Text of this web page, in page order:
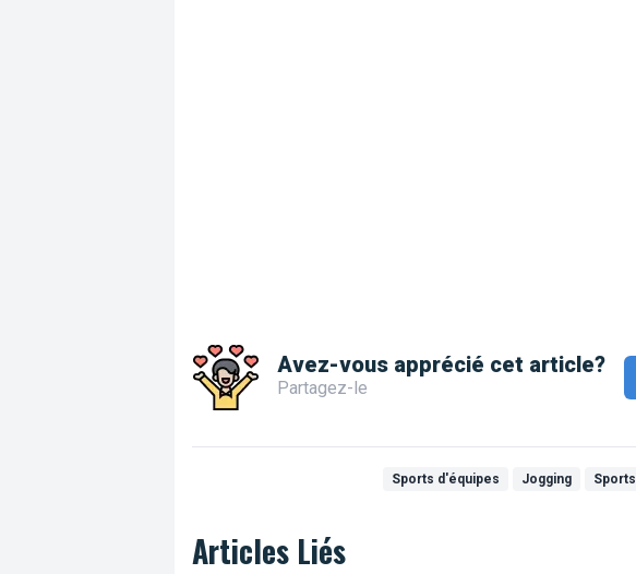
Avez-vous apprécié cet article?
Partagez-le
Sports d'équipes Jogging
Articles Liés